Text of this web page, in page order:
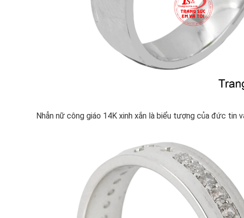
Nhẫn nữ công giáo 14K xinh xắn là biểu tượng của đức tin